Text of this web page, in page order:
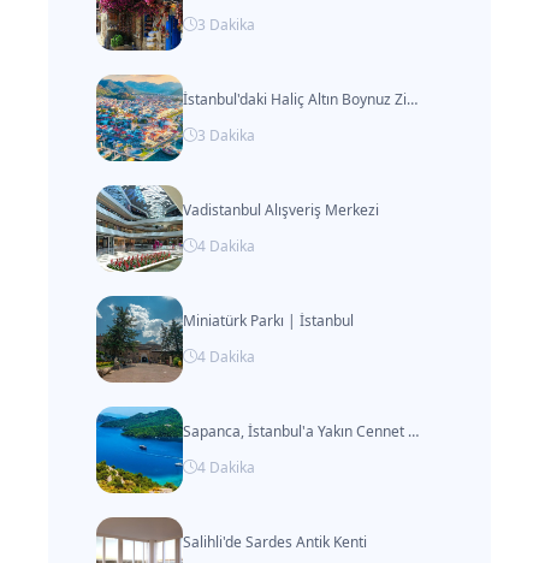
3 Dakika
İstanbul'daki Haliç Altın Boynuz Zinciri
3 Dakika
Vadistanbul Alışveriş Merkezi
4 Dakika
Miniatürk Parkı | İstanbul
4 Dakika
Sapanca, İstanbul'a Yakın Cennet Köşesi
4 Dakika
Salihli'de Sardes Antik Kenti